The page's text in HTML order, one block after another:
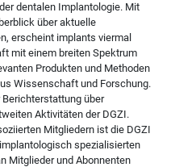
dentalen Implantologie. Mit
über aktuelle
erscheint implants viermal
mit einem breiten Spektrum
Produkten und Methoden
Wissenschaft und Forschung.
über
Aktivitäten der DGZI.
Mitgliedern ist die DGZI
spezialisierten
Mitglieder und Abonnenten